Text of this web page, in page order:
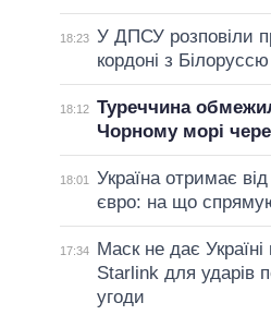
18:23 У ДПСУ розповіли
кордоні з Білоруссю
18:12 Туреччина
Чорному морі
18:01
Україна отримає
євро: на що
17:34
Маск не дає
Starlink для ударів
угоди